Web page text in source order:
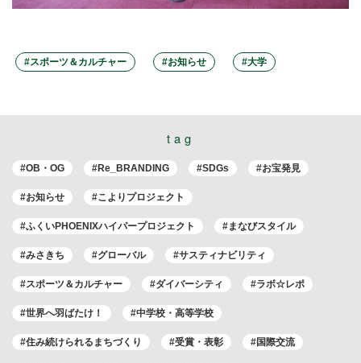
#スポーツ＆カルチャー #お知らせ #大学
tag
#OB・OG #Re_BRANDING #SDGs #お宝発見
#お知らせ #こよりプロジェクト
#ふくいPHOENIXハイパープロジェクト #まなびスタイル
#みさきち #グローバル #サスティナビリティ
#スポーツ＆カルチャー #ダイバーシティ #ラボ☆レポ
#世界へ羽ばたけ！ #中学校・高等学校
#住み続けられるまちづくり #受賞・表彰 #国際交流